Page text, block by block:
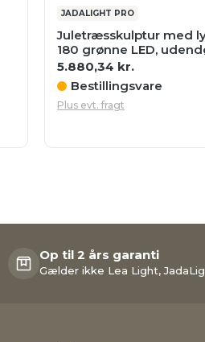
JADALIGHT PRO
Juletræsskulptur med
180 grønne LED,
5.880,34 kr.
Bestillingsvare
Plus evt. fragt
Op til 2 års garanti
Gælder ikke Lea Light,